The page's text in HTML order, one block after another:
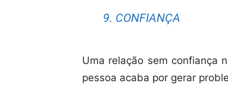
9. CONFIANÇA
Uma relação sem confiança
pessoa acaba por gerar